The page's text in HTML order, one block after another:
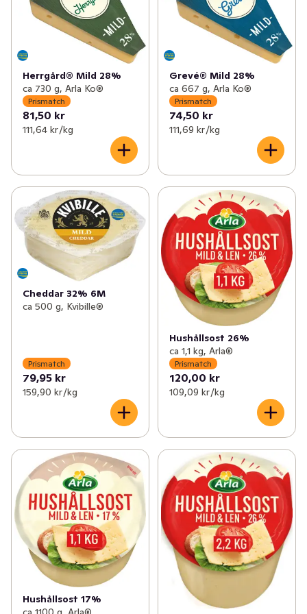
Herrgård® Mild 28%
ca 730 g, Arla Ko®
Prismatch
81,50 kr
111,64 kr /kg
Grevé® Mild 28%
ca 667 g, Arla Ko®
Prismatch
74,50 kr
111,69 kr /kg
Cheddar 32% 6M
ca 500 g, Kvibille®
Prismatch
79,95 kr
159,90 kr /kg
Hushållsost 26%
ca 1,1 kg, Arla®
Prismatch
120,00 kr
109,09 kr /kg
Hushållsost 17%